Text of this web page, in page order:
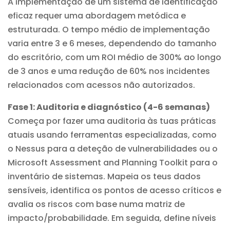
eficaz requer uma abordagem metódica e
estruturada. O tempo médio de implementação
varia entre 3 e 6 meses, dependendo do tamanho
do escritório, com um ROI médio de 300% ao longo
de 3 anos e uma redução de 60% nos incidentes
relacionados com acessos não autorizados.
Fase 1: Auditoria e diagnóstico (4-6 semanas)
Começa por fazer uma auditoria às tuas práticas
atuais usando ferramentas especializadas, como
o Nessus para a deteção de vulnerabilidades ou o
Microsoft Assessment and Planning Toolkit para o
inventário de sistemas. Mapeia os teus dados
sensíveis, identifica os pontos de acesso críticos e
avalia os riscos com base numa matriz de
impacto/probabilidade. Em seguida, define níveis